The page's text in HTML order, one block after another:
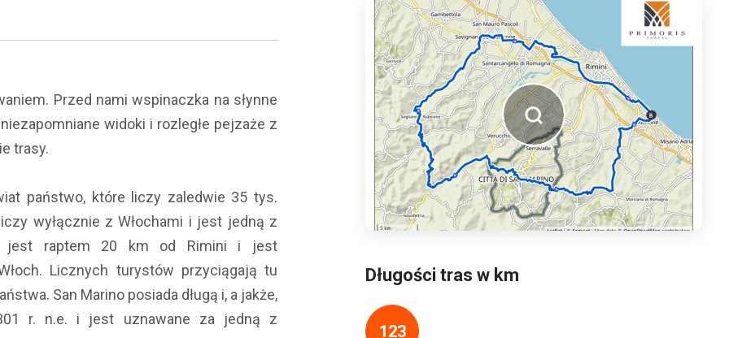
Przed nami wspinaczka na słynne
widoki i rozległe pejzaże z
trasy.
państwo, które liczy zaledwie 35 tys.
wyłącznie z Włochami i jest jedną z
jest raptem 20 km od Rimini i jest
Licznych turystów przyciągają tu
San Marino posiada długą i, a jakże,
r. n.e. i jest uznawane za jedną z
Długości tras w km
123